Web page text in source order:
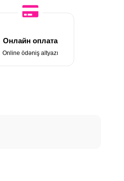
Онлайн оплата
Online ödəniş altyazı